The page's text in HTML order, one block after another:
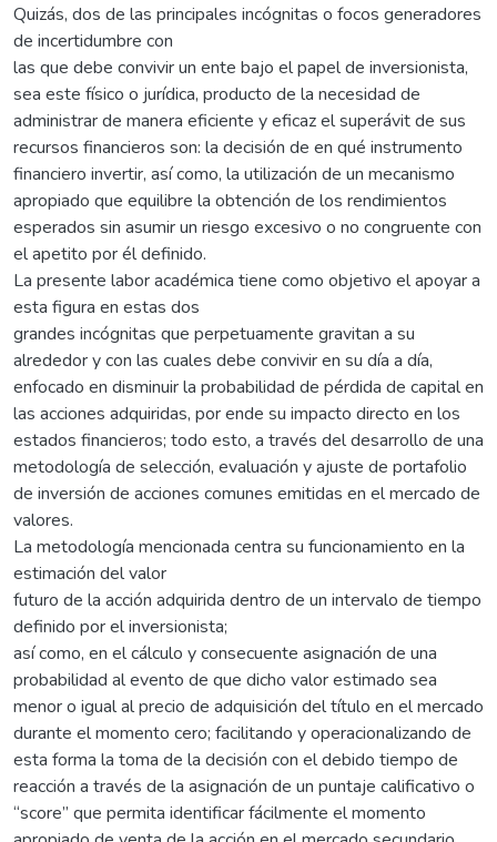
Quizás, dos de las principales incógnitas o focos generadores
de incertidumbre con
las que debe convivir un ente bajo el papel de inversionista,
sea este físico o jurídica, producto de la necesidad de
administrar de manera eficiente y eficaz el superávit de sus
recursos financieros son: la decisión de en qué instrumento
financiero invertir, así como, la utilización de un mecanismo
apropiado que equilibre la obtención de los rendimientos
esperados sin asumir un riesgo excesivo o no congruente con
el apetito por él definido.
La presente labor académica tiene como objetivo el apoyar a
esta figura en estas dos
grandes incógnitas que perpetuamente gravitan a su
alrededor y con las cuales debe convivir en su día a día,
enfocado en disminuir la probabilidad de pérdida de capital en
las acciones adquiridas, por ende su impacto directo en los
estados financieros; todo esto, a través del desarrollo de una
metodología de selección, evaluación y ajuste de portafolio
de inversión de acciones comunes emitidas en el mercado de
valores.
La metodología mencionada centra su funcionamiento en la
estimación del valor
futuro de la acción adquirida dentro de un intervalo de tiempo
definido por el inversionista;
así como, en el cálculo y consecuente asignación de una
probabilidad al evento de que dicho valor estimado sea
menor o igual al precio de adquisición del título en el mercado
durante el momento cero; facilitando y operacionalizando de
esta forma la toma de la decisión con el debido tiempo de
reacción a través de la asignación de un puntaje calificativo o
“score” que permita identificar fácilmente el momento